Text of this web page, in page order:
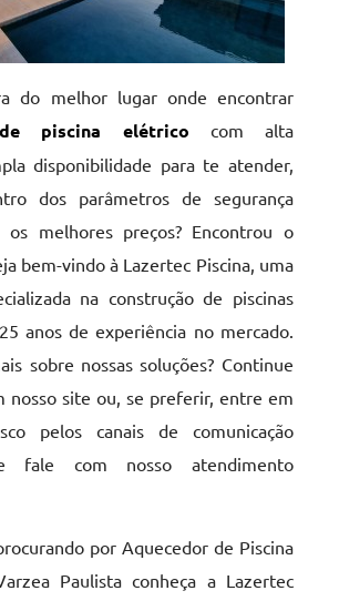
do melhor lugar onde encontrar
piscina elétrico com alta
disponibilidade para te atender,
dos parâmetros de segurança
os melhores preços? Encontrou o
bem-vindo à Lazertec Piscina, uma
na construção de piscinas
anos de experiência no mercado.
sobre nossas soluções? Continue
nosso site ou, se preferir, entre em
pelos canais de comunicação
fale com nosso atendimento
por Aquecedor de Piscina
Paulista conheça a Lazertec